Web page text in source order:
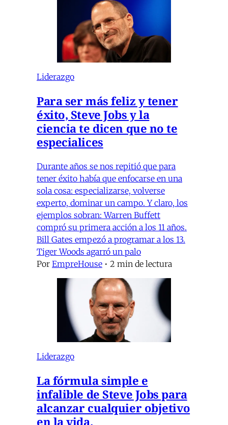
Liderazgo
Para ser más feliz y tener
éxito, Steve Jobs y la
ciencia te dicen que no te
especialices
Durante años se nos repitió que para
tener éxito había que enfocarse en una
sola cosa: especializarse, volverse
experto, dominar un campo. Y claro, los
ejemplos sobran: Warren Buffett
compró su primera acción a los 11 años.
Bill Gates empezó a programar a los 13.
Tiger Woods agarró un palo
Por EmpreHouse • 2 min de lectura
Liderazgo
La fórmula simple e
infalible de Steve Jobs para
alcanzar cualquier objetivo
en la vida.